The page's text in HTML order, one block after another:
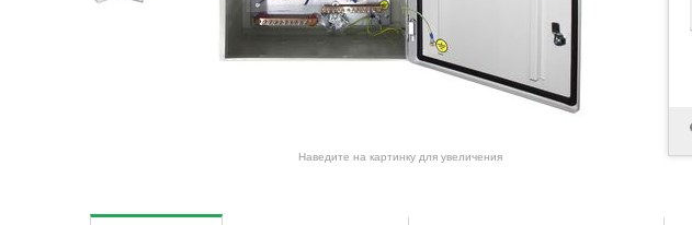
Наведите на картинку для увеличения